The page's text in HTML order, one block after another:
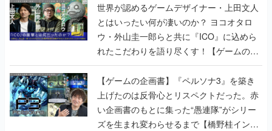
世界が認めるゲームデザイナー・上田文人
とはいったい何が凄いのか？ ヨコオタロ
ウ・外山圭一郎らと共に『ICO』に込めら
れたこだわりを語り尽くす！【ゲームの企
画書】
【ゲームの企画書】『ペルソナ3』を築き
上げたのは反骨心とリスペクトだった。赤
い企画書のもとに集った“愚連隊”がシリー
ズを生まれ変わらせるまで【橋野桂インタ